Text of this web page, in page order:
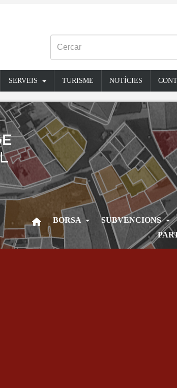
SERVEIS TURISME NOTÍCIES
BORSA SUBVENCIONS